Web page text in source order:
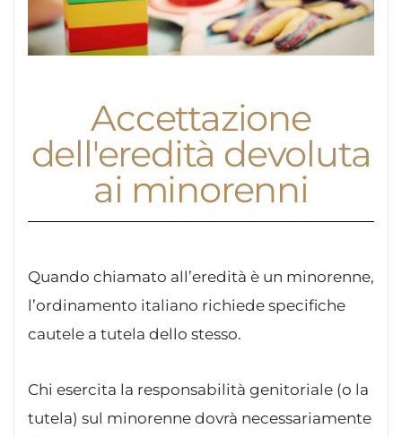
Accettazione
dell'eredità devoluta
ai minorenni
Quando chiamato all’eredità è un minorenne,
l’ordinamento italiano richiede specifiche
cautele a tutela dello stesso.
Chi esercita la responsabilità genitoriale (o la
tutela) sul minorenne dovrà necessariamente